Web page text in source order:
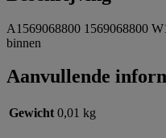
A1569068800 1569068800
binnen
Aanvullende
Gewicht 0,01 kg